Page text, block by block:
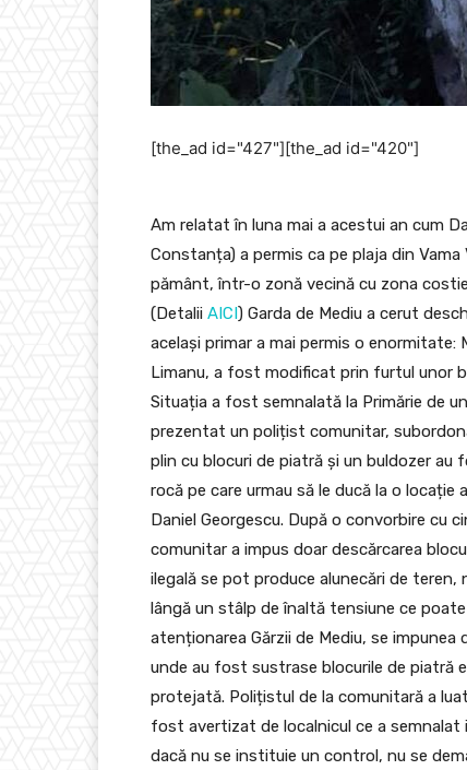
[the_ad id="427"][the_ad id="420"]
Am relatat în luna mai a acestui an cum
Constanța) a permis ca pe plaja din
pământ, într-o zonă vecină cu zona
(Detalii AICI) Garda de Mediu a cerut
același primar a mai permis o
Limanu, a fost modificat prin furtul unor
Situația a fost semnalată la Primărie de
prezentat un polițist comunitar,
plin cu blocuri de piatră și un buldozer
rocă pe care urmau să le ducă la o
Daniel Georgescu. După o convorbire cu
comunitar a impus doar descărcarea
ilegală se pot produce alunecări de
lângă un stâlp de înaltă tensiune ce
atenționarea Gărzii de Mediu, se impunea
unde au fost sustrase blocurile de piatră
protejată. Polițistul de la comunitară a
fost avertizat de localnicul ce a
dacă nu se instituie un control, nu se